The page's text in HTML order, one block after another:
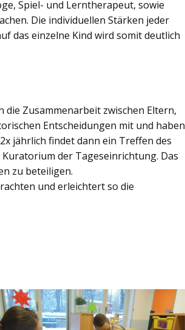
Spiel- und Lerntherapeut, sowie
Die individuellen Stärken jeder
das einzelne Kind wird somit deutlich
Zusammenarbeit zwischen Eltern,
Entscheidungen mit und haben
jährlich findet dann ein Treffen des
der Tageseinrichtung. Das
zu beteiligen.
und erleichtert so die